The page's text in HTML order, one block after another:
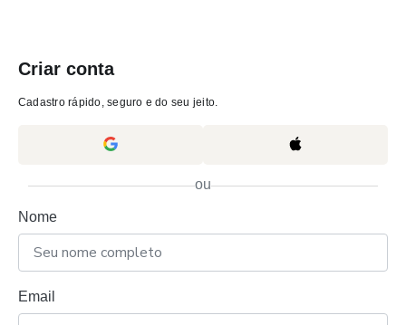
Criar conta
Cadastro rápido, seguro e do seu jeito.
ou
Nome
Email